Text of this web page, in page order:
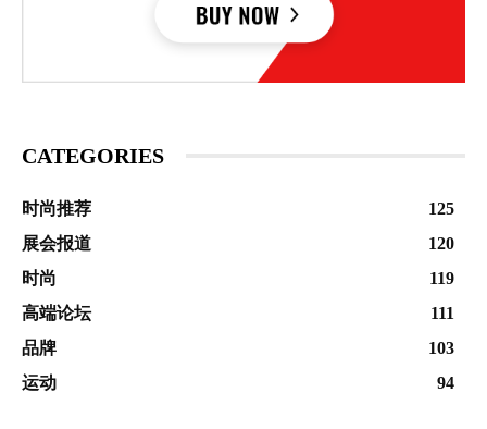
CATEGORIES
时尚推荐
125
展会报道
120
时尚
119
高端论坛
111
品牌
103
运动
94